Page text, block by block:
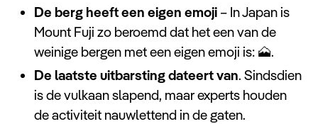
De berg heeft een eigen emoji– In Japan is
Mount Fuji zo beroemd dat het een van de
weinige bergen met een eigen emoji is: 🗻.
De laatste uitbarsting dateert van. Sindsdien
is de vulkaan slapend, maar experts houden
de activiteit nauwlettend in de gaten.